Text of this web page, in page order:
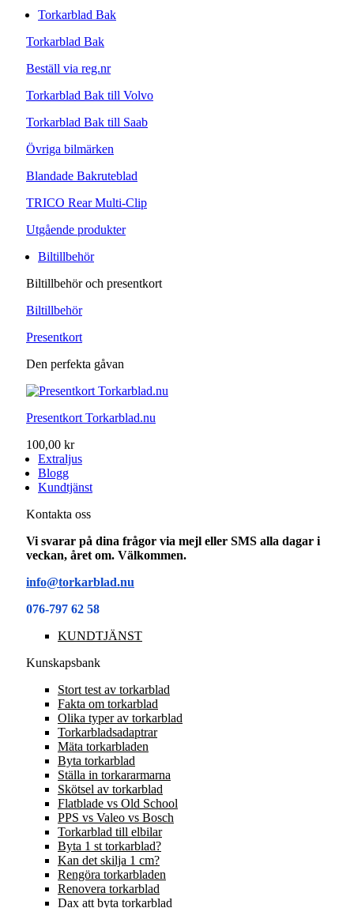
Torkarblad Bak
Torkarblad Bak
Beställ via reg.nr
Torkarblad Bak till Volvo
Torkarblad Bak till Saab
Övriga bilmärken
Blandade Bakruteblad
TRICO Rear Multi-Clip
Utgående produkter
Biltillbehör
Biltillbehör och presentkort
Biltillbehör
Presentkort
Den perfekta gåvan
Presentkort Torkarblad.nu
100,00 kr
Extraljus
Blogg
Kundtjänst
Kontakta oss
Vi svarar på dina frågor via mejl eller SMS alla dagar i
veckan, året om. Välkommen.
info@torkarblad.nu
076-797 62 58
KUNDTJÄNST
Kunskapsbank
Stort test av torkarblad
Fakta om torkarblad
Olika typer av torkarblad
Torkarbladsadaptrar
Mäta torkarbladen
Byta torkarblad
Ställa in torkararmarna
Skötsel av torkarblad
Flatblade vs Old School
PPS vs Valeo vs Bosch
Torkarblad till elbilar
Byta 1 st torkarblad?
Kan det skilja 1 cm?
Rengöra torkarbladen
Renovera torkarblad
Dax att byta torkarblad